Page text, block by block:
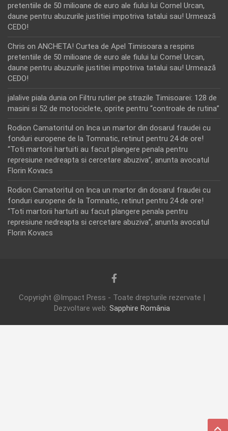
pretentiile de 50 milioane de euro ale fiului lui Cornel Urcan,
daune pentru abuzurile justitiei impotriva tatalui sau! Urmează
CEDO!
Chris on ANCHETA! Curtea de Apel Timisoara a respins
pretentiile de 50 milioane de euro ale fiului lui Cornel Urcan,
daune pentru abuzurile justitiei impotriva tatalui sau! Urmează
CEDO!
jalalive piala dunia on Filtru rutier pe strazile Timisoarei: 128 de
masini si 52 de motociclete, oprite pentru “controale de rutina”
Rodion Camatoritul on Inca un martor din dosarul fraudei cu
fonduri europene de la Tomnatic, retinut pentru 24 de ore!
“Toti martorii hartuiti au facut plangere penala pentru
represiune nedreapta si cercetare abuziva”, anunta avocatul
Florin Kovacs
Rodion Camatoritul on Inca un martor din dosarul fraudei cu
fonduri europene de la Tomnatic, retinut pentru 24 de ore!
“Toti martorii hartuiti au facut plangere penala pentru
represiune nedreapta si cercetare abuziva”, anunta avocatul
Florin Kovacs
Copyright @Impact Press - Toate drepturile rezervate |
Dezvoltare web: Sapphire România